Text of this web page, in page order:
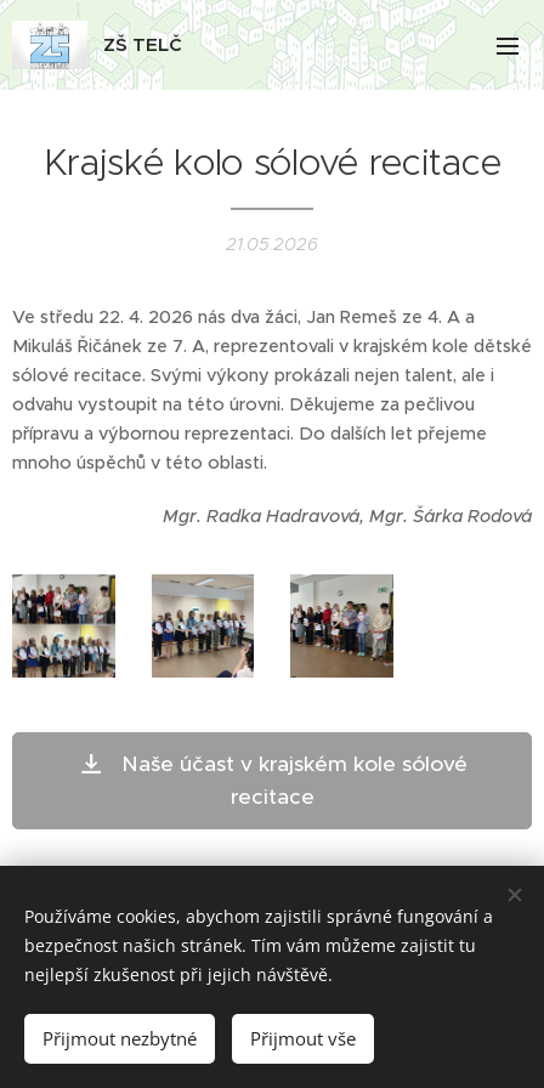
ZŠ TELČ
Krajské kolo sólové recitace
21.05.2026
Ve středu 22. 4. 2026 nás dva žáci, Jan Remeš ze 4. A a
Mikuláš Řičánek ze 7. A, reprezentovali v krajském kole dětské
sólové recitace. Svými výkony prokázali nejen talent, ale i
odvahu vystoupit na této úrovni. Děkujeme za pečlivou
přípravu a výbornou reprezentaci. Do dalších let přejeme
mnoho úspěchů v této oblasti.
Mgr. Radka Hadravová, Mgr. Šárka Rodová
Naše účast v krajském kole sólové
recitace
ZŠ Telč - bloxx.cz
Používáme cookies, abychom zajistili správné fungování a
bezpečnost našich stránek. Tím vám můžeme zajistit tu
nejlepší zkušenost při jejich návštěvě.
Přijmout nezbytné Přijmout vše